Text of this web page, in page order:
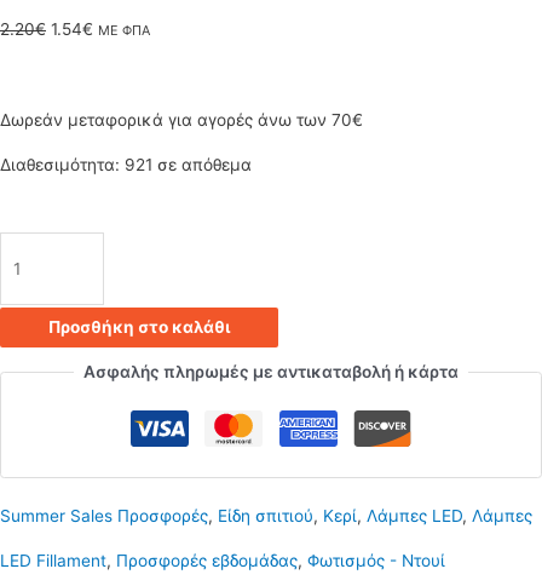
2.20€ Original
was:
2.20€.
1.54€ Η
τιμή
είναι:
ΜΕ ΦΠΑ
Δωρεάν μεταφορικά για αγορές άνω των 70€
Διαθεσιμότητα: 921 σε απόθεμα
filament
4W
Θερμό,
Filament,
Προσθήκη στο καλάθι
Ασφαλής πληρωμές με αντικαταβολή ή κάρτα
Summer Sales Προσφορές, Είδη σπιτιού, Κερί, Λάμπες LED, Λάμπες
LED Fillament, Προσφορές εβδομάδας, Φωτισμός - Ντουί